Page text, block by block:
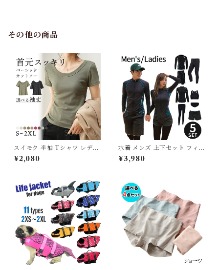
その他の商品
スイモク 半袖 Tシャツ レディ
ース トップス カットソー リブ
デイリー 肌触りの良い素材 大
ない オフィス スーツ シンプル
カーキ ブラック ホワイト 568
2612【水沐良品】
¥2,080
水着 メンズ 上下セット フィッ
トネス水着 ラッシュガード レ
ディース 体型カバー シンプル
ゃれ 長袖 セット タンキニ シ
ョートパンツ レギンス 脚 ウォ
ーキング ジョギング 長袖 G23
6OP
¥3,980